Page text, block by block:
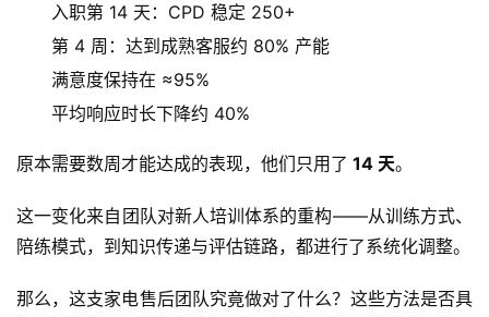
入职第 14 天：CPD 稳定 250+
第 4 周：达到成熟客服约 80% 产能
满意度保持在 ≈95%
平均响应时长下降约 40%
原本需要数周才能达成的表现，他们只用了 14 天。
这一变化来自团队对新人培训体系的重构——从训练方式、
陪练模式，到知识传递与评估链路，都进行了系统化调整。
那么，这支家电售后团队究竟做对了什么？这些方法是否具